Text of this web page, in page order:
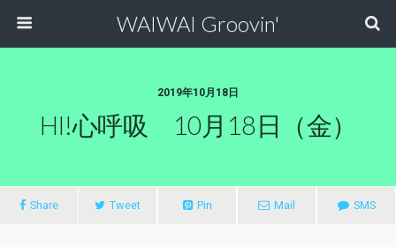
WAIWAI Groovin'
2019年10月18日
HI!心呼吸 10月18日（金）
Share Tweet Pin Mail SMS